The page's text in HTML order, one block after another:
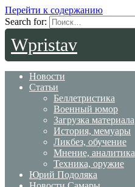
Перейти к содержанию
Search for:
Wpristav
Новости
Статьи
Беллетристика
Военный юмор
Загрузка материала
История, мемуары
Ликбез, обучение
Мнение, аналитика
Техника, оружие
Юрий Подоляка